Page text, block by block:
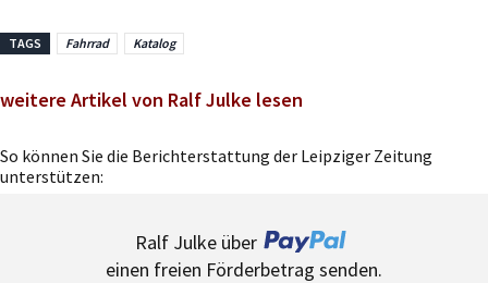
TAGS Fahrrad Katalog
weitere Artikel von Ralf Julke lesen
So können Sie die Berichterstattung der Leipziger Zeitung
unterstützen:
Ralf Julke über
einen freien Förderbetrag senden.